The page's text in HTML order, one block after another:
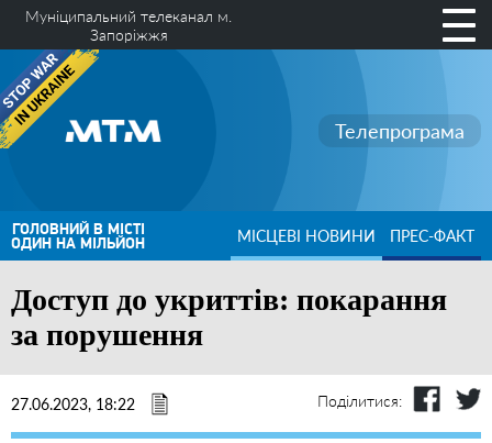
Муніципальний телеканал м.
Запоріжжя
Телепрограма
ГОЛОВНИЙ В МІСТІ
ОДИН НА МІЛЬЙОН МІСЦЕВІ НОВИНИ ПРЕС-ФАКТ
Доступ до укриттів: покарання
за порушення
27.06.2023, 18:22 Поділитися: